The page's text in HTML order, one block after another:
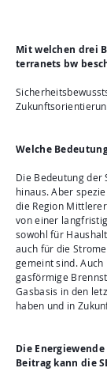
Mit welchen drei
terranets bw
Welche
Die Bedeutung der
hinaus. Aber
die Region
von einer
sowohl für
auch für die
gemeint sind.
gasförmige
Gasbasis in den
haben und in
Die
Beitrag kann die